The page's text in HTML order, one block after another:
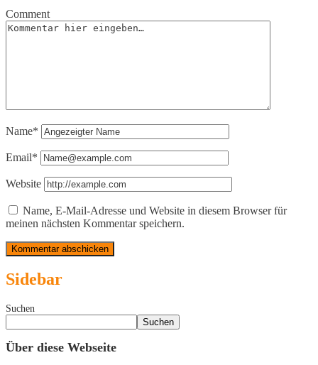
Comment
Name*
Email*
Website
Name, E-Mail-Adresse und Website in diesem Browser für
meinen nächsten Kommentar speichern.
Sidebar
Suchen
Suchen
Über diese Webseite